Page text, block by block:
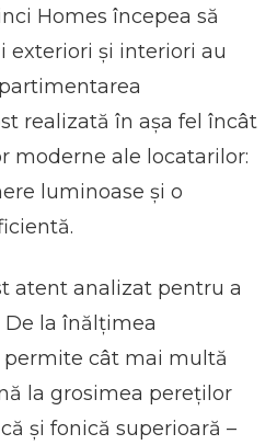
Homes începea să
exteriori și interiori au
realizată în așa fel încât
moderne ale locatarilor:
luminoase și o
atent analizat pentru a
la înălțimea
cât mai multă
la grosimea pereților
și fonică superioară –